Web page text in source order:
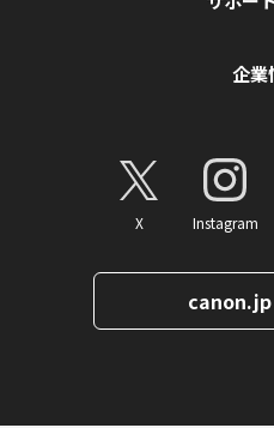
企業
X Instagram
canon.jp